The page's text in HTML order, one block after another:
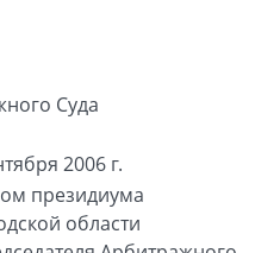
Суда
2006 г.
президиума
области